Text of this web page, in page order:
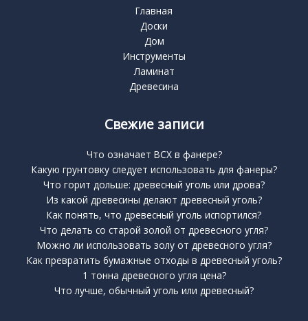
Главная
Доски
Дом
Инструменты
Ламинат
Древесина
Свежие записи
Что означает BCX в фанере?
Какую грунтовку следует использовать для фанеры?
Что горит дольше: древесный уголь или дрова?
Из какой древесины делают древесный уголь?
Как понять, что древесный уголь испортился?
Что делать со старой золой от древесного угля?
Можно ли использовать золу от древесного угля?
Как превратить бумажные отходы в древесный уголь?
1 тонна древесного угля цена?
Что лучше, обычный уголь или древесный?